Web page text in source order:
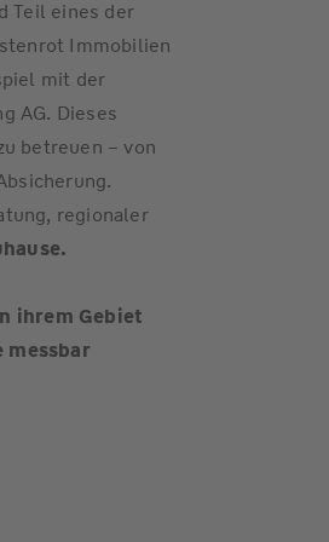
Teil eines der
Immobilien
mit der
AG. Dieses
betreuen – von
regionaler
ihrem Gebiet